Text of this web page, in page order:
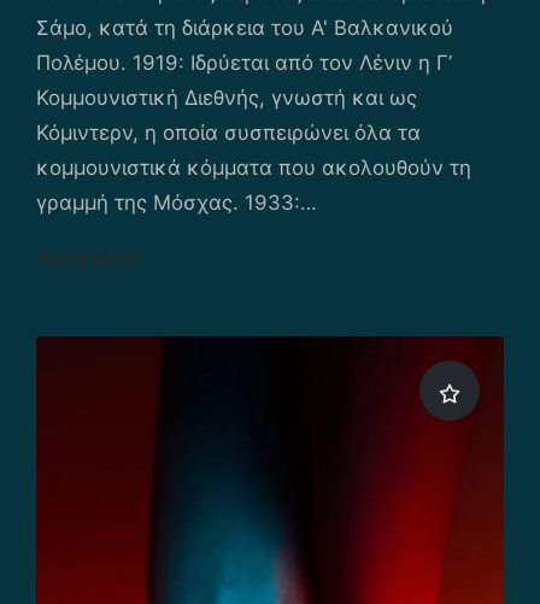
Σάμο, κατά τη διάρκεια του Α' Βαλκανικού
Πολέμου. 1919: Ιδρύεται από τον Λένιν η Γ’
Κομμουνιστική Διεθνής, γνωστή και ως
Κόμιντερν, η οποία συσπειρώνει όλα τα
κομμουνιστικά κόμματα που ακολουθούν τη
γραμμή της Μόσχας. 1933:…
Read More